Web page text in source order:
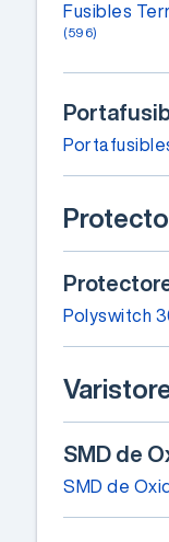
Fusibles
(596)
Polyswitch
SMD de
SMD de